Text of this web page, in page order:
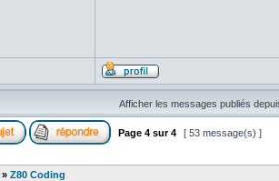
Afficher les messages publiés
Page 4 sur4 [ 53 message(s) ]
» Z80 Coding